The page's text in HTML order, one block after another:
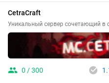
CetraCraft
Уникальный сервер сочетающий в
0 / 300